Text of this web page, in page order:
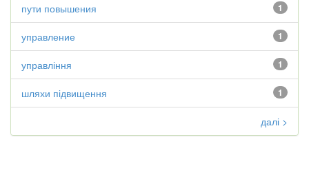
1
пути повышения
1
управление
1
управління
1
шляхи підвищення
далі >